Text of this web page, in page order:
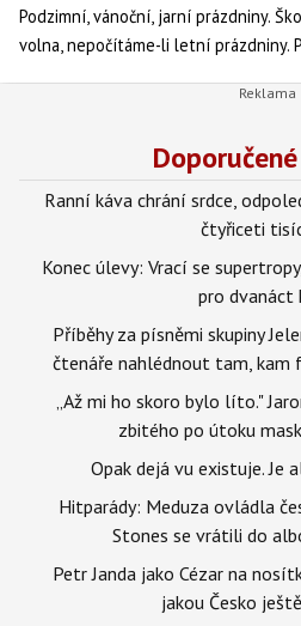
Podzimní, vánoční, jarní prázdniny.
volna, nepočítáme-li letní prázdniny.
Ranní káva chrání srdce,
čtyřiceti
Konec úlevy: Vrací se
pro dvanáct
Příběhy za písněmi skupiny
čtenáře nahlédnout tam, kam
„Až mi ho skoro bylo líto."
zbitého po útoku
Opak dejá vu existuje. Je
Hitparády: Meduza ovládla
Stones se vrátili do
Petr Janda jako Cézar na
jakou Česko